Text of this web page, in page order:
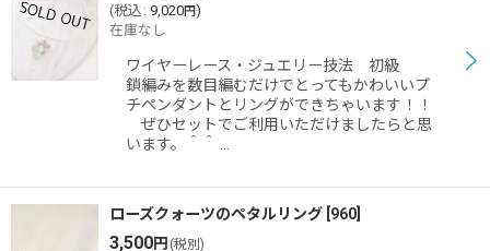
(税込 : 9,020円)
在庫なし
ワイヤーレース・ジュエリー技法 初級
鎖編みを数目編むだけでとってもかわいいプ
チペンダントとリングができちゃいます！！
ぜひセットでご利用いただけましたらと思
います。＾＾ …
ローズクォーツのペタルリング 960
3,500円 (税別)